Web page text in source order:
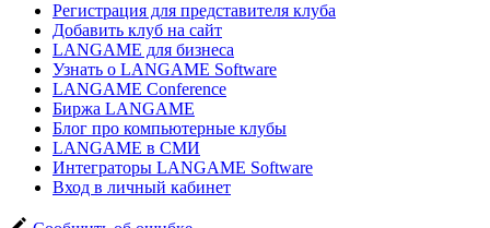
Регистрация для представителя клуба
Добавить клуб на сайт
LANGAME для бизнеса
Узнать о LANGAME Software
LANGAME Conference
Биржа LANGAME
Блог про компьютерные клубы
LANGAME в СМИ
Интеграторы LANGAME Software
Вход в личный кабинет